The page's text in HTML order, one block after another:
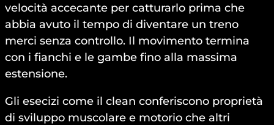
velocità accecante per catturarlo prima che
abbia avuto il tempo di diventare un treno
merci senza controllo. Il movimento termina
con i fianchi e le gambe fino alla massima
estensione.
Gli esecizi come il clean conferiscono proprietà
di sviluppo muscolare e motorio che altri